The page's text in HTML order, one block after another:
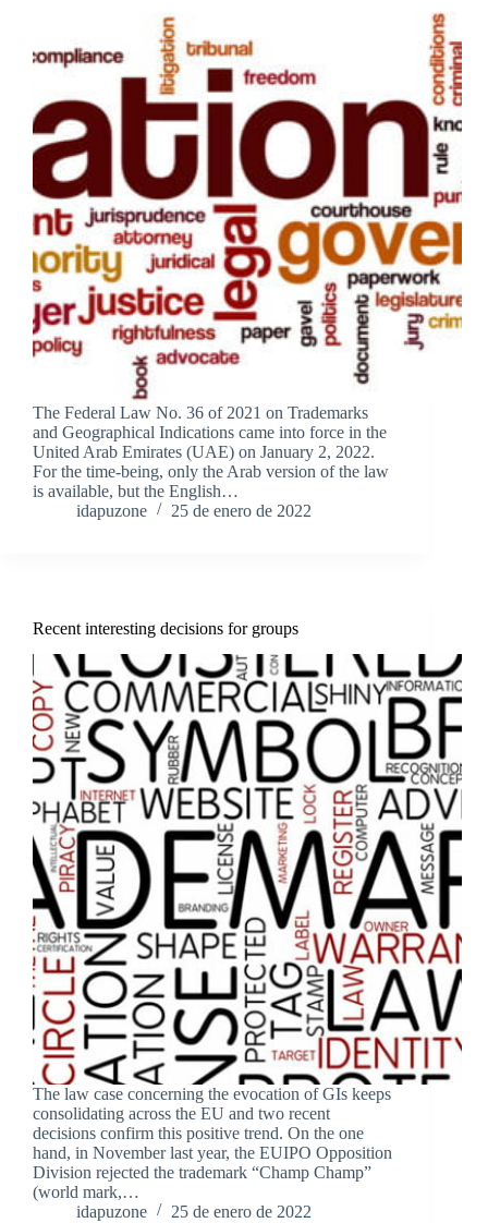
The Federal Law No. 36 of 2021 on Trademarks
and Geographical Indications came into force in the
United Arab Emirates (UAE) on January 2, 2022.
For the time-being, only the Arab version of the law
is available, but the English…
idapuzone
25 de enero de 2022
Recent interesting decisions for groups
The law case concerning the evocation of GIs keeps
consolidating across the EU and two recent
decisions confirm this positive trend. On the one
hand, in November last year, the EUIPO Opposition
Division rejected the trademark “Champ Champ”
(world mark,…
idapuzone
25 de enero de 2022